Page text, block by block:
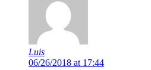
Luis
06/26/2018 at 17:44